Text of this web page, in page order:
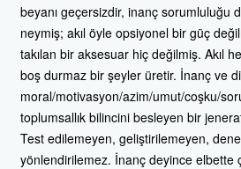
beyanı geçersizdir, inanç sorumluluğu
neymiş; akıl öyle opsiyonel bir güç
takılan bir aksesuar hiç değilmiş. Akıl
boş durmaz bir şeyler üretir. İnanç ve
moral/motivasyon/azim/umut/coşku/
toplumsallık bilincini besleyen bir
Test edilemeyen, geliştirilemeyen,
yönlendirilemez. İnanç deyince elbette